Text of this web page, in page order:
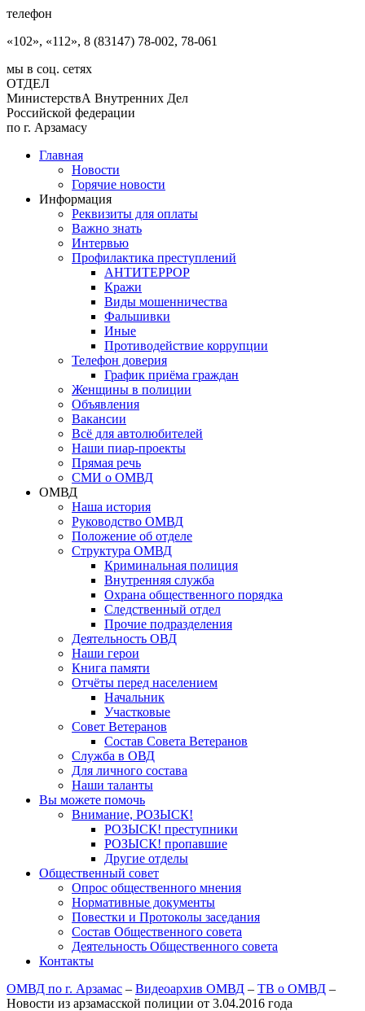
телефон
«102», «112», 8 (83147) 78-002, 78-061
мы в соц. сетях
ОТДЕЛ
МинистерствА Внутренних Дел
Российской федерации
по г. Арзамасу
Главная
Новости
Горячие новости
Информация
Реквизиты для оплаты
Важно знать
Интервью
Профилактика преступлений
АНТИТЕРРОР
Кражи
Виды мошенничества
Фальшивки
Иные
Противодействие коррупции
Телефон доверия
График приёма граждан
Женщины в полиции
Объявления
Вакансии
Всё для автолюбителей
Наши пиар-проекты
Прямая речь
СМИ о ОМВД
ОМВД
Наша история
Руководство ОМВД
Положение об отделе
Структура ОМВД
Криминальная полиция
Внутренняя служба
Охрана общественного порядка
Следственный отдел
Прочие подразделения
Деятельность ОВД
Наши герои
Книга памяти
Отчёты перед населением
Начальник
Участковые
Совет Ветеранов
Состав Совета Ветеранов
Служба в ОВД
Для личного состава
Наши таланты
Вы можете помочь
Внимание, РОЗЫСК!
РОЗЫСК! преступники
РОЗЫСК! пропавшие
Другие отделы
Общественный совет
Опрос общественного мнения
Нормативные документы
Повестки и Протоколы заседания
Состав Общественного совета
Деятельность Общественного совета
Контакты
ОМВД по г. Арзамас – Видеоархив ОМВД – ТВ о ОМВД –
Новости из арзамасской полиции от 3.04.2016 года